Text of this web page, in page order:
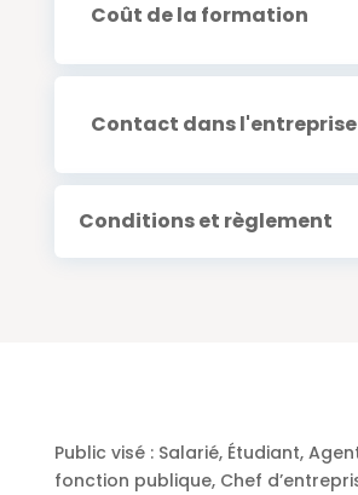
Coût de la formation
Contact dans l'entreprise
Conditions et règlement
Public visé : Salarié, Étudiant,
fonction publique, Chef